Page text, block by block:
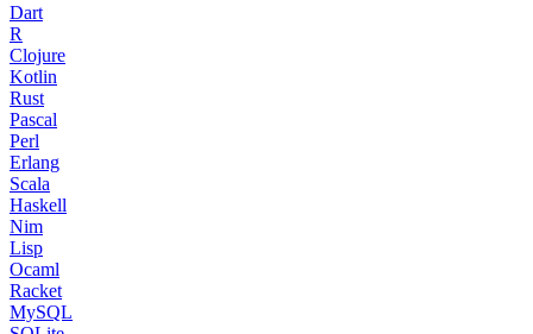
Dart
R
Clojure
Kotlin
Rust
Pascal
Perl
Erlang
Scala
Haskell
Nim
Lisp
Ocaml
Racket
MySQL